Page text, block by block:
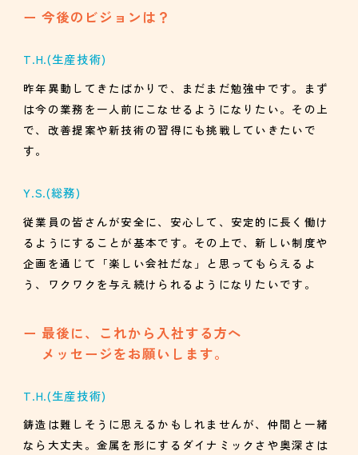
今後のビジョンは？
T.H.(生産技術)
昨年異動してきたばかりで、まだまだ勉強中です。まず
は今の業務を一人前にこなせるようになりたい。その上
で、改善提案や新技術の習得にも挑戦していきたいで
す。
Y.S.(総務)
従業員の皆さんが安全に、安心して、安定的に長く働け
るようにすることが基本です。その上で、新しい制度や
企画を通じて「楽しい会社だな」と思ってもらえるよ
う、ワクワクを与え続けられるようになりたいです。
最後に、これから入社する方へ
メッセージをお願いします。
T.H.(生産技術)
鋳造は難しそうに思えるかもしれませんが、仲間と一緒
なら大丈夫。金属を形にするダイナミックさや奥深さは